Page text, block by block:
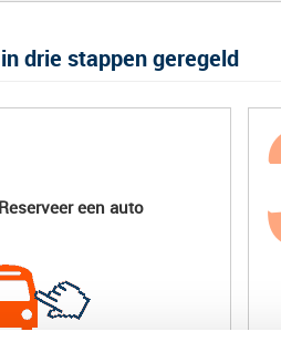
drie stappen geregeld
Reserveer een auto